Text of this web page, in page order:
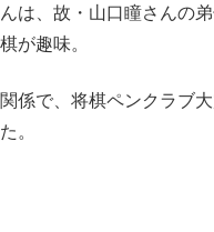
は、故・山口瞳さんの
が趣味。
係で、将棋ペンクラブ
。